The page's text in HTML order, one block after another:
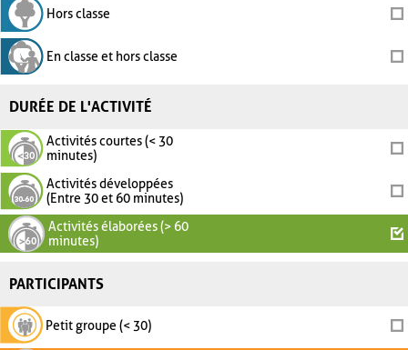
Hors classe
En classe et hors classe
DURÉE DE L'ACTIVITÉ
Activités courtes (< 30
minutes)
Activités développées
(Entre 30 et 60 minutes)
Activités élaborées (> 60
minutes)
PARTICIPANTS
Petit groupe (< 30)